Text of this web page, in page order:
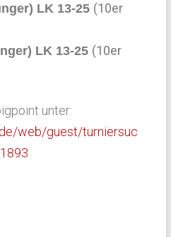
LK 13-25 (10er
LK 13-25 (10er
unter:
web/guest/turniersuc